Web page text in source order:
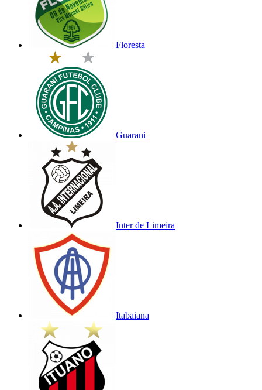
Floresta
Guarani
Inter de Limeira
Itabaiana